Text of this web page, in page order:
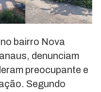
bairro Nova
denunciam
preocupante e
Segundo